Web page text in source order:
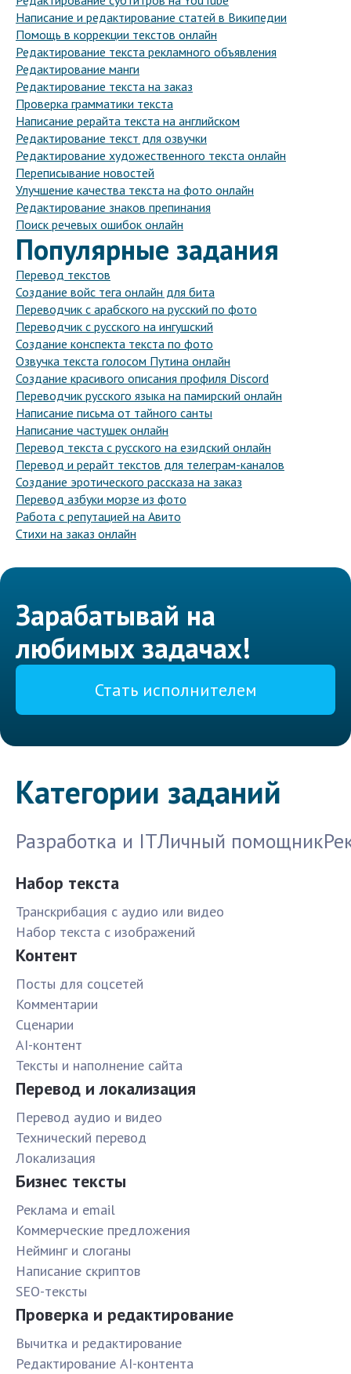
Написание и редактирование статей в Википедии
Помощь в коррекции текстов онлайн
Редактирование текста рекламного объявления
Редактирование манги
Редактирование текста на заказ
Проверка грамматики текста
Написание рерайта текста на английском
Редактирование текст для озвучки
Редактирование художественного текста онлайн
Переписывание новостей
Улучшение качества текста на фото онлайн
Редактирование знаков препинания
Поиск речевых ошибок онлайн
Популярные задания
Перевод текстов
Создание войс тега онлайн для бита
Переводчик с арабского на русский по фото
Переводчик с русского на ингушский
Создание конспекта текста по фото
Озвучка текста голосом Путина онлайн
Создание красивого описания профиля Discord
Переводчик русского языка на памирский онлайн
Написание письма от тайного санты
Написание частушек онлайн
Перевод текста с русского на езидский онлайн
Перевод и рерайт текстов для телеграм-каналов
Создание эротического рассказа на заказ
Перевод азбуки морзе из фото
Работа с репутацией на Авито
Стихи на заказ онлайн
Зарабатывай на
любимых задачах!
Стать исполнителем
Категории заданий
Разработка и ITЛичный помощник
Набор текста
Транскрибация с аудио или видео
Набор текста с изображений
Контент
Посты для соцсетей
Комментарии
Сценарии
AI-контент
Тексты и наполнение сайта
Перевод и локализация
Перевод аудио и видео
Технический перевод
Локализация
Бизнес тексты
Реклама и email
Коммерческие предложения
Нейминг и слоганы
Написание скриптов
SEO-тексты
Проверка и редактирование
Вычитка и редактирование
Редактирование AI-контента